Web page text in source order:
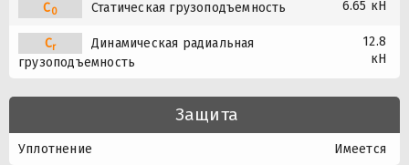
C0 Статическая грузоподъемность 6.65 кН
Cr
Динамическая радиальная
грузоподъемность
12.8
кН
Защита
Уплотнение Имеется